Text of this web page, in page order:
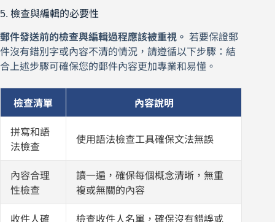
5. 檢查與編輯的必要性
郵件發送前的檢查與編輯過程應該被重視。 若要保證郵
件沒有錯別字或內容不清的情況，請遵循以下步驟：結
合上述步驟可確保您的郵件內容更加專業和易懂。
檢查清單 內容說明
拼寫和語
法檢查
使用語法檢查工具確保文法無誤
內容合理
性檢查
讀一遍，確保每個概念清晰，無重
複或無關的內容
收件人確
檢查收件人名單，確保沒有錯誤或